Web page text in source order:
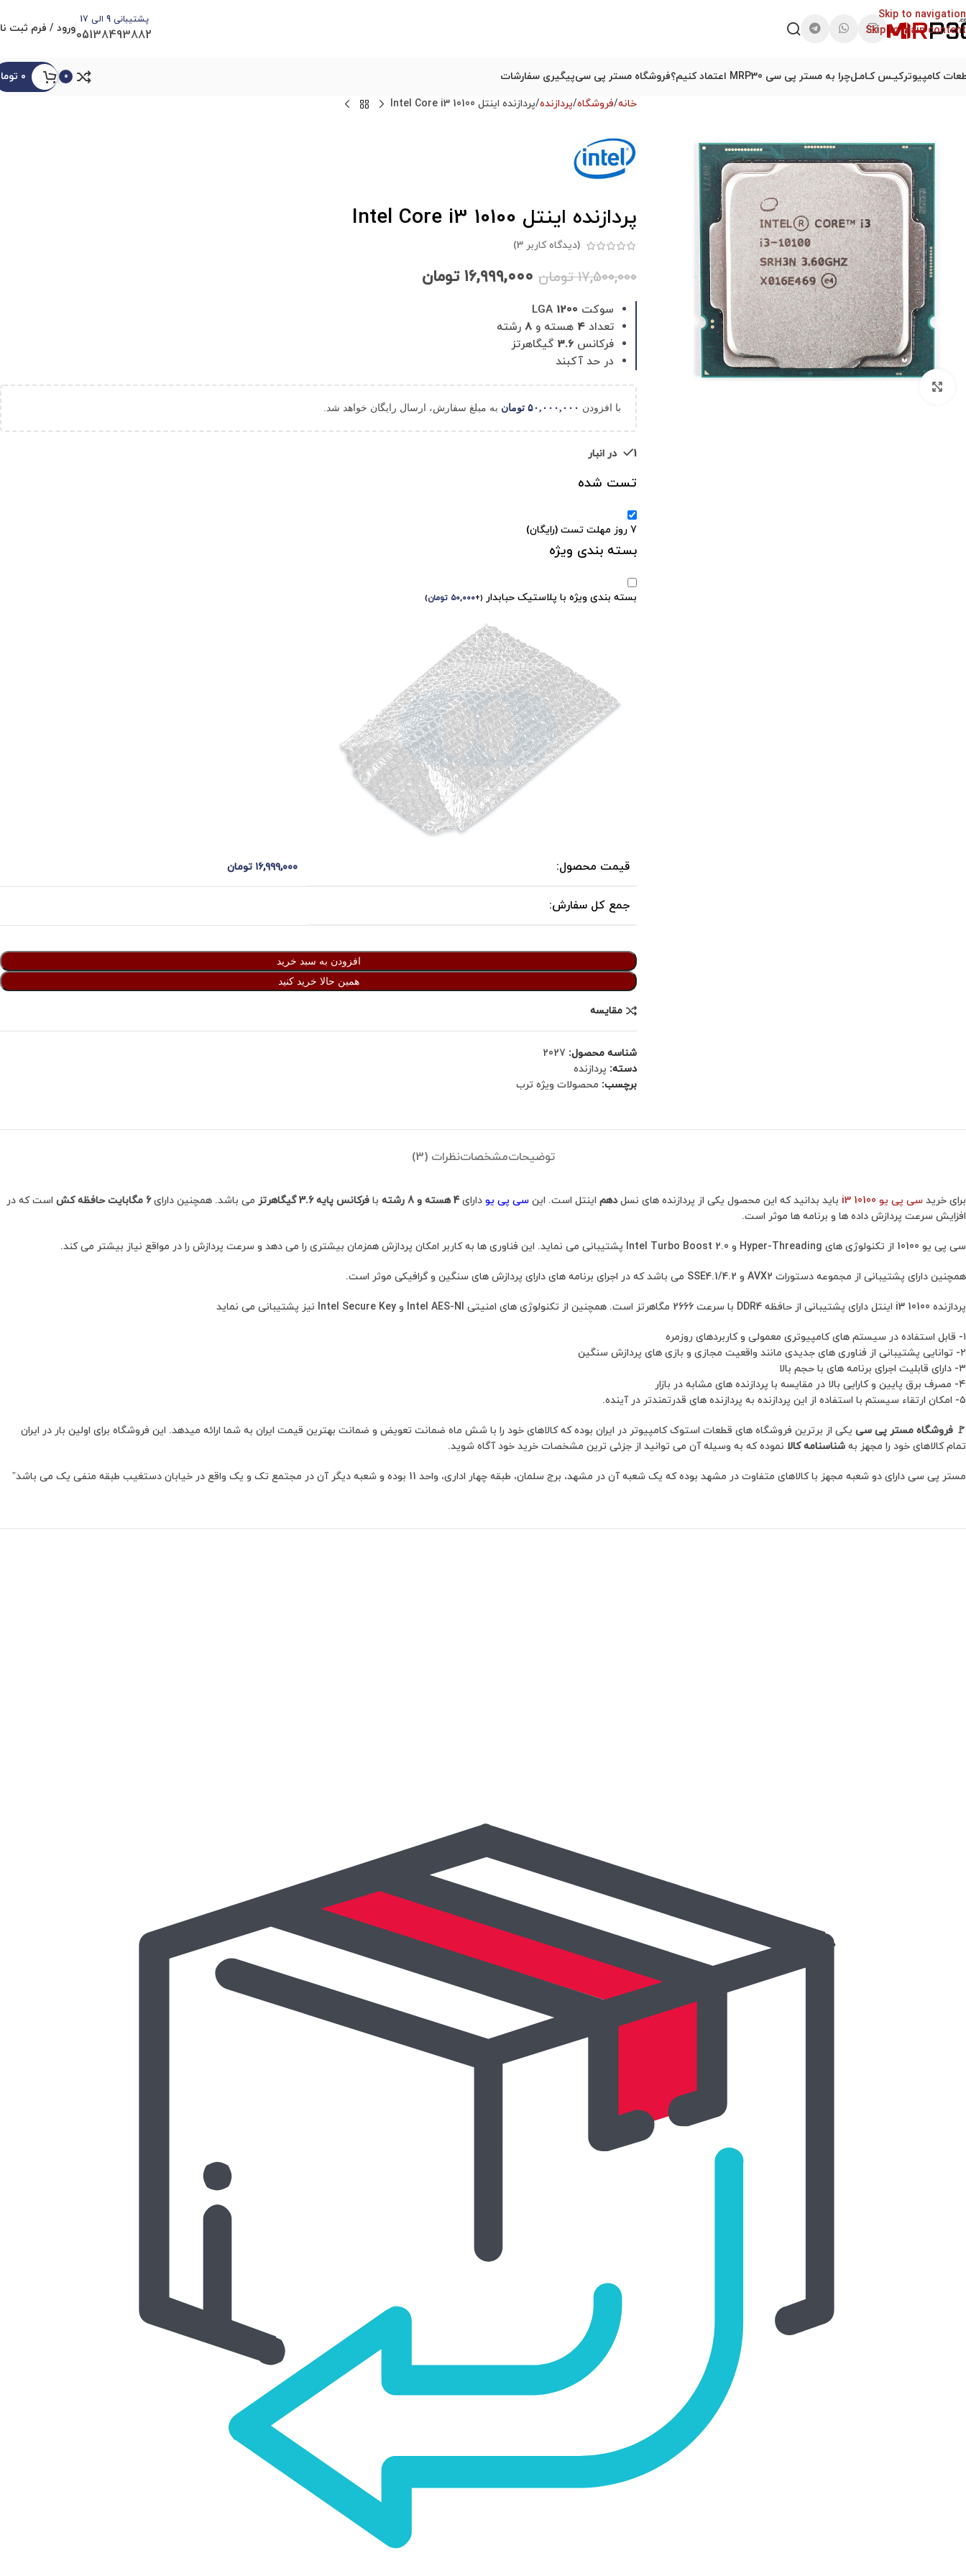
Skip to navigation
Skip to main content
پشتیبانی 9 الی 17
05138493882ورود / فرم ثبت
کامپیوترکیـس کـامـلچرا به مستر پی سی MRP30 اعتماد کنیم؟ فروشگاه مستر پی سیپیگیری سفارشات 0 ۰
خانه فروشگاه پردازنده پردازنده اینتل Intel Core i3 10100
پردازنده اینتل Intel Core i3 10100
(دیدگاه کاربر 3
)
۱۷,۵۰۰,۰۰۰ تومان ۱۶,۹۹۹,۰۰۰ تومان
سوکت LGA 1200
تعداد 4 هسته و 8 رشته
فرکانس 3.6 گیگاهرتز
در حد آکبند
با افزودن ۵۰,۰۰۰,۰۰۰ تومان به مبلغ سفارش، ارسال رایگان خواهد شد.
1 در انبار
تست شده
7 روز مهلت تست (رایگان)
بسته بندی ویژه
بسته بندی ویژه با پلاستیک حبابدار (
+۵۰,۰۰۰ تومان)
قیمت محصول: ۱۶,۹۹۹,۰۰۰ تومان
جمع کل سفارش:
افزودن به سبد خرید
همین حالا خرید کنید
مقایسه
شناسه محصول: 2027
دسته: پردازنده
برچسب: محصولات ویژه ترب
توضیحاتمشخصاتنظرات (3)
برای خرید سی پی یو i3 10100 باید بدانید که این محصول یکی از پردازنده های نسلدهم اینتل است. این سی پی یو دارای4 هسته و 8 رشته با فرکانس پایه 3.6 گیگاهرتز می باشد. همچنین دارای6 مگابایت حافظه کش
است که در
افزایش سرعت پردازش داده ها و برنامه ها موثر است.
سی پی یو 10100 از تکنولوژی های Hyper-Threading و Intel Turbo Boost 2.0 پشتیبانی می نماید. این فناوری ها به کاربر امکان پردازش همزمان بیشتری را می دهد و سرعت پردازش را در مواقع نیاز بیشتر می کند.
همچنین دارای پشتیبانی از مجموعه دستورات AVX2 و SSE4.1/4.2 می باشد که در اجرای برنامه های دارای پردازش های سنگین و گرافیکی موثر است.
پردازنده i3 10100 اینتل دارای پشتیبانی از حافظه DDR4 با سرعت 2666 مگاهرتز است. همچنین از تکنولوژی های امنیتی Intel AES-NI و Intel Secure Key نیز پشتیبانی می نماید
۱- قابل استفاده در سیستم های کامپیوتری معمولی و کاربردهای روزمره
۲- توانایی پشتیبانی از فناوری های جدیدی مانند واقعیت مجازی و بازی های پردازش سنگین
۳- دارای قابلیت اجرای برنامه های با حجم بالا
۴- مصرف برق پایین و کارایی بالا در مقایسه با پردازنده های مشابه در بازار
۵- امکان ارتقاء سیستم با استفاده از این پردازنده به پردازنده های قدرتمندتر در آینده.
🚩 فروشگاه مستر پی سی یکی از برترین فروشگاه های قطعات استوک کامپیوتر در ایران بوده که کالاهای خود را با شش ماه ضمانت تعویض و ضمانت بهترین قیمت ایران به شما ارائه میدهد. این فروشگاه برای اولین بار در ایران
تمام کالاهای خود را مجهز به شناسنامه کالا نموده که به وسیله آن می توانید از جزئی ترین مشخصات خرید خود آگاه شوید.
مستر پی سی دارای دو شعبه مجهز با کالاهای متفاوت در مشهد بوده که یک شعبه آن در مشهد، برج سلمان، طبقه چهار اداری، واحد 11 بوده و شعبه دیگر آن در مجتمع تک و یک واقع در خیابان دستغیب طبقه منفی یک می باشد”